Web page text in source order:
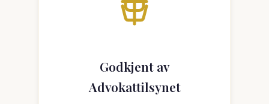
Godkjent av
Advokattilsynet